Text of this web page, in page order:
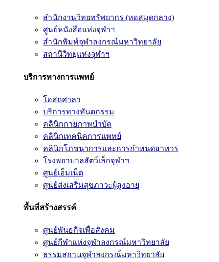
สำนักงานวิทยทรัพยากร (หอสมุดกลาง)
ศูนย์หนังสือแห่งจุฬาฯ
สำนักพิมพ์จุฬาลงกรณ์มหาวิทยาลัย
สถานีวิทยุแห่งจุฬาฯ
บริการทางการแพทย์
โอสถศาลา
บริการทางทันตกรรม
คลินิกกายภาพบำบัด
คลินิกเทคนิคการแพทย์
คลินิกโภชนาการและการกำหนดอาหาร
โรงพยาบาลสัตว์เล็กจุฬาฯ
ศูนย์เอ็มเน็ต
ศูนย์ส่งเสริมสุขภาวะผู้สูงอายุ
พื้นที่สร้างสรรค์
ศูนย์พันธกิจเพื่อสังคม
ศูนย์กีฬาแห่งจุฬาลงกรณ์มหาวิทยาลัย
ธรรมสถานจุฬาลงกรณ์มหาวิทยาลัย